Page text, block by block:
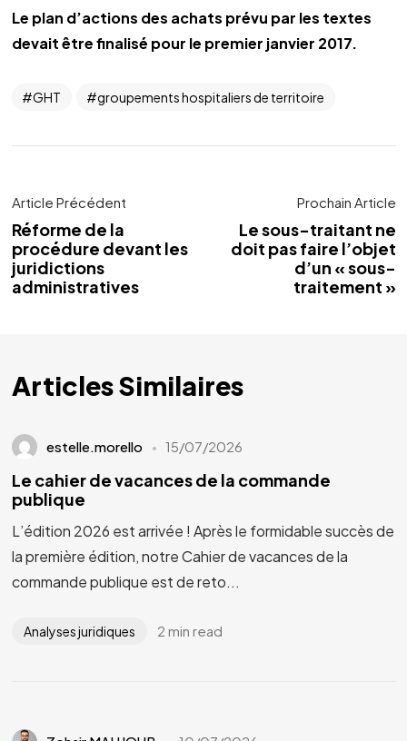
Le plan d’actions des achats prévu par les textes
devait être finalisé pour le premier janvier 2017.
GHT groupements hospitaliers de territoire
Article Précédent
Réforme de la
procédure devant les
juridictions
administratives
Prochain Article
Le sous-traitant ne
doit pas faire l’objet
d’un « sous-
traitement »
Articles Similaires
estelle.morello 15/07/2026
Le cahier de vacances de la commande
publique
L’édition 2026 est arrivée ! Après le formidable succès de
la première édition, notre Cahier de vacances de la
commande publique est de reto...
Analyses juridiques 2 min read